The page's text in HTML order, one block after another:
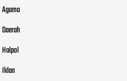
Agama
Daerah
Halpol
Iklan